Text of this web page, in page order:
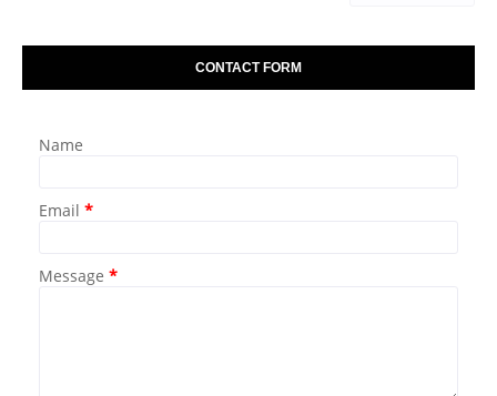
CONTACT FORM
Name
Email *
Message *